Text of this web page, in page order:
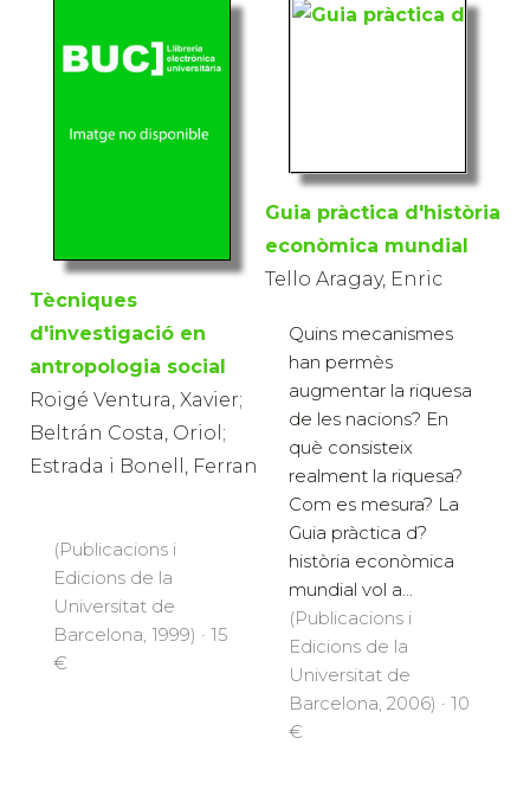
Tècniques
d'investigació en
antropologia social
Roigé Ventura, Xavier;
Beltrán Costa, Oriol;
Estrada i Bonell, Ferran
(Publicacions i
Edicions de la
Universitat de
Barcelona, 1999) · 15
€
Guia pràctica d'història
econòmica mundial
Tello Aragay, Enric
Quins mecanismes
han permès
augmentar la riquesa
de les nacions? En
què consisteix
realment la riquesa?
Com es mesura? La
Guia pràctica d?
història econòmica
mundial vol a...
(Publicacions i
Edicions de la
Universitat de
Barcelona, 2006) · 10
€